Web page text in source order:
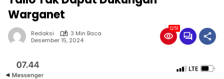
Warganet
Redaksi
3 Min Baca
Desember 15, 2024
1251